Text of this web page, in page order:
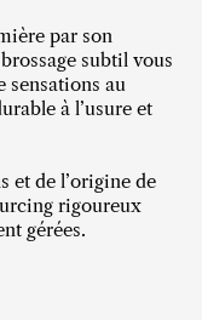
par son
subtil vous
sensations au
à l’usure et
et de l’origine de
rigoureux
gérées.